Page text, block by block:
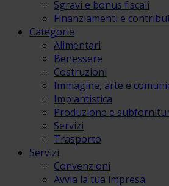
Sgravi e bonus fiscali
Finanziamenti e
Categorie
Alimentari
Benessere
Costruzioni
Immagine, arte e
Impiantistica
Produzione e
Servizi
Trasporto
Servizi
Convenzioni
Avvia la tua impresa